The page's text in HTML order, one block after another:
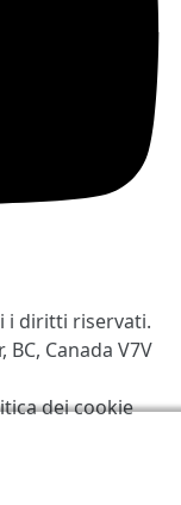
i diritti riservati.
BC, Canada V7V
dei cookie